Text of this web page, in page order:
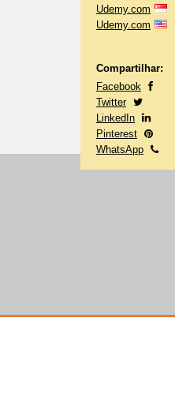
Udemy.com
Udemy.com
Compartilhar:
Facebook
Twitter
LinkedIn
Pinterest
WhatsApp